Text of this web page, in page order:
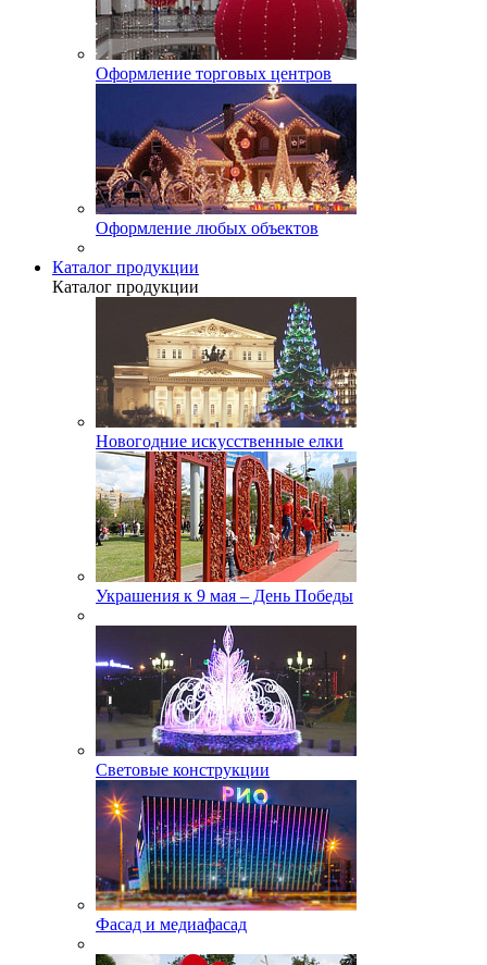
Оформление торговых центров
Оформление любых объектов
Каталог продукции
Каталог продукции
Новогодние искусственные елки
Украшения к 9 мая – День Победы
Световые конструкции
Фасад и медиафасад